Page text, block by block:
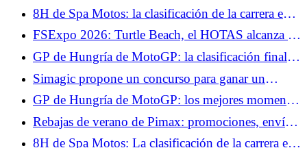
volantes y tus setups.
8H de Spa Motos: la clasificación de la carrera en
H+2, el BMW nº37 conserva el liderato
FSExpo 2026: Turtle Beach, el HOTAS alcanza la
madurez.
GP de Hungría de MotoGP: la clasificación final
de la carrera al sprint, Marc Márquez imperial,
Fabio Quartararo no pudo hacer nada
Simagic propone un concurso para ganar un
volante ZEUS Sport y un MagicDash.
GP de Hungría de MotoGP: los mejores momentos
de la carrera al sprint en vídeo
Rebajas de verano de Pimax: promociones, envío
gratis y casco de realidad virtual de regalo.
8H de Spa Motos: La clasificación de la carrera en